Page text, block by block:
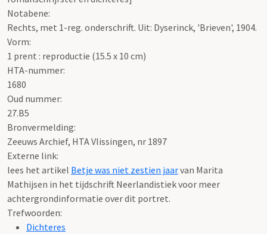
Notabene:
Rechts, met 1-reg. onderschrift. Uit: Dyserinck, 'Brieven', 1904.
Vorm:
1 prent : reproductie (15.5 x 10 cm)
HTA-nummer:
1680
Oud nummer:
27.B5
Bronvermelding:
Zeeuws Archief, HTA Vlissingen, nr 1897
Externe link:
lees het artikel Betje was niet zestien jaarvan Marita
Mathijsen in het tijdschrift Neerlandistiek voor meer
achtergrondinformatie over dit portret.
Trefwoorden:
Dichteres